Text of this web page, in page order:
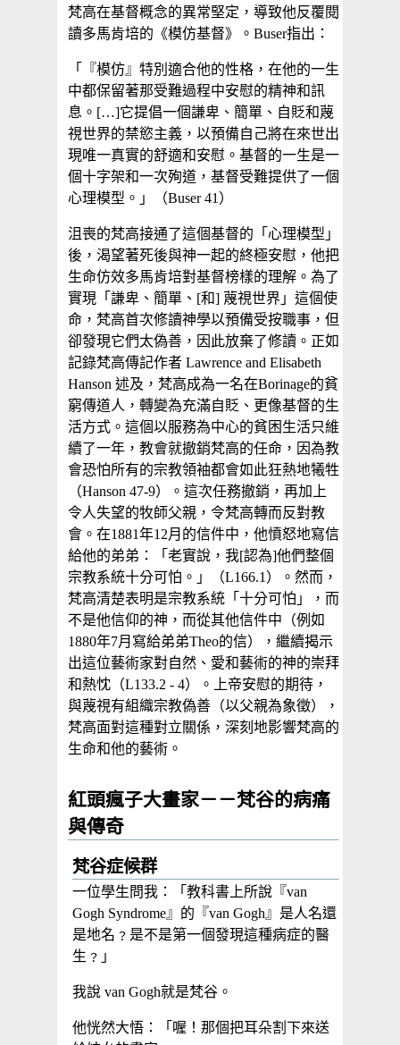
梵高在基督概念的異常堅定，導致他反覆閱
讀多馬肯培的《模仿基督》。Buser指出：
「『模仿』特別適合他的性格，在他的一生
中都保留著那受難過程中安慰的精神和訊
息。[…]它提倡一個謙卑、簡單、自貶和蔑
視世界的禁慾主義，以預備自己將在來世出
現唯一真實的舒適和安慰。基督的一生是一
個十字架和一次殉道，基督受難提供了一個
心理模型。」（Buser 41）
沮喪的梵高接通了這個基督的「心理模型」
後，渴望著死後與神一起的終極安慰，他把
生命仿效多馬肯培對基督榜樣的理解。為了
實現「謙卑、簡單、[和] 蔑視世界」這個使
命，梵高首次修讀神學以預備受按職事，但
卻發現它們太偽善，因此放棄了修讀。正如
記錄梵高傳記作者 Lawrence and Elisabeth
Hanson 述及，梵高成為一名在Borinage的貧
窮傳道人，轉變為充滿自貶、更像基督的生
活方式。這個以服務為中心的貧困生活只維
續了一年，教會就撤銷梵高的任命，因為教
會恐怕所有的宗教領袖都會如此狂熱地犧牲
（Hanson 47-9）。這次任務撤銷，再加上
令人失望的牧師父親，令梵高轉而反對教
會。在1881年12月的信件中，他憤怒地寫信
給他的弟弟：「老實說，我[認為]他們整個
宗教系統十分可怕。」（L166.1）。然而，
梵高清楚表明是宗教系統「十分可怕」，而
不是他信仰的神，而從其他信件中（例如
1880年7月寫給弟弟Theo的信），繼續揭示
出這位藝術家對自然、愛和藝術的神的崇拜
和熱忱（L133.2 - 4）。上帝安慰的期待，
與蔑視有組織宗教偽善（以父親為象徵），
梵高面對這種對立關係，深刻地影響梵高的
生命和他的藝術。
紅頭瘋子大畫家－－梵谷的病痛
與傳奇
梵谷症候群
一位學生問我：「教科書上所說『van
Gogh Syndrome』的『van Gogh』是人名還
是地名﹖是不是第一個發現這種病症的醫
生﹖」
我說 van Gogh就是梵谷。
他恍然大悟：「喔！那個把耳朵割下來送